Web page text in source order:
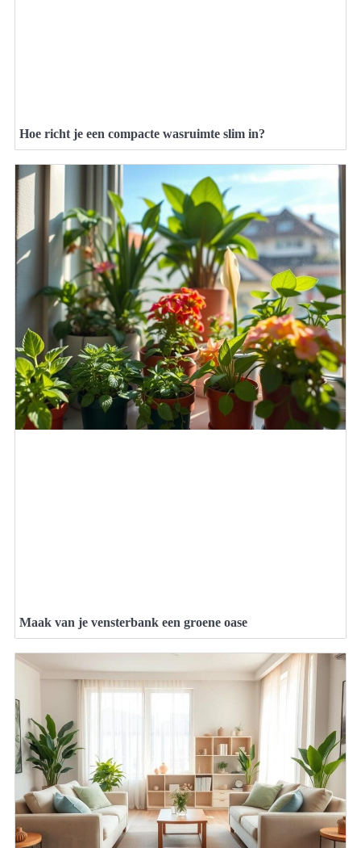
Hoe richt je een compacte wasruimte slim in?
Maak van je vensterbank een groene oase